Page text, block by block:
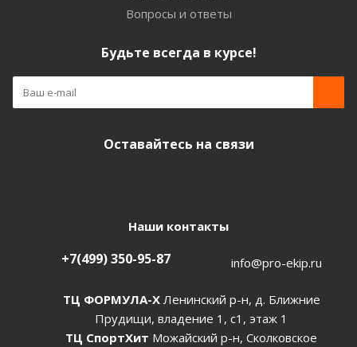
Вопросы и ответы
Будьте всегда в курсе!
Оставайтесь на связи
Наши контакты
+7(499) 350-95-87 info@pro-ekip.ru
ТЦ ФОРМУЛА-ХЛенинский р-н, д. Ближние
Прудищи, владение 1, с1, этаж 1
ТЦ СпортХит Можайский р-н, Сколковское